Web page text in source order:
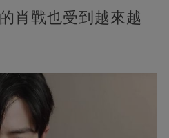
肖戰也受到越來越